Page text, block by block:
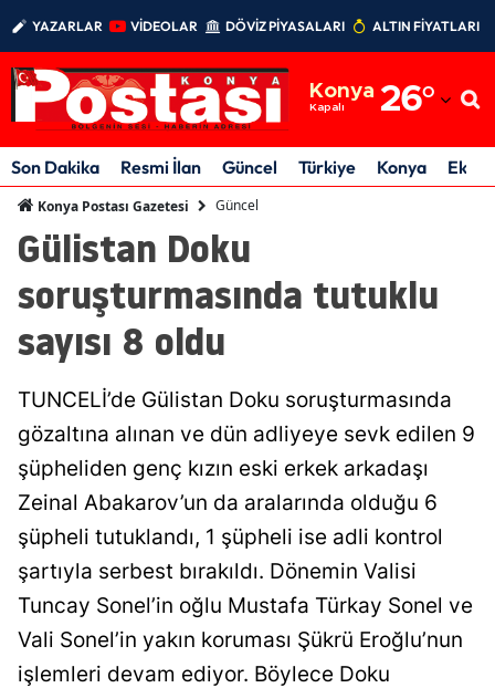
YAZARLAR VİDEOLAR DÖVİZ PİYASALARI ALTIN FİYATLARI
Konya
Kapalı 26°
Adıyaman
Afyonkarahisar
Ankara
Aydın
Balıkesir
Bingöl
Bitlis
Bolu
Son Dakika Resmi İlan Güncel Türkiye Konya
Konya Postası Gazetesi Güncel
Gülistan Doku
soruşturmasında tutuklu
sayısı 8 oldu
TUNCELİ’de Gülistan Doku soruşturmasında
gözaltına alınan ve dün adliyeye sevk edilen 9
şüpheliden genç kızın eski erkek arkadaşı
Zeinal Abakarov’un da aralarında olduğu 6
şüpheli tutuklandı, 1 şüpheli ise adli kontrol
şartıyla serbest bırakıldı. Dönemin Valisi
Tuncay Sonel’in oğlu Mustafa Türkay Sonel ve
Vali Sonel’in yakın koruması Şükrü Eroğlu’nun
işlemleri devam ediyor. Böylece Doku